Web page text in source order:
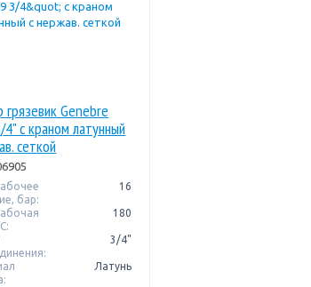
грязевик Genebre
с краном латунный
сеткой
бар:
16
180
3/4"
Латунь